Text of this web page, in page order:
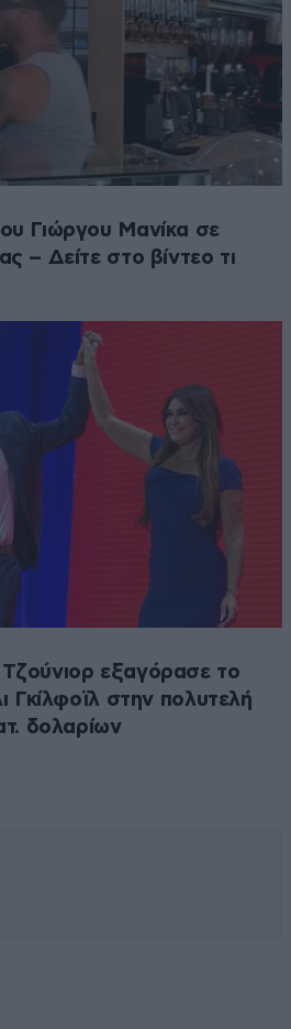
Γιώργου Μανίκα σε
– Δείτε στο βίντεο τι
εξαγόρασε το
Γκίλφοϊλ στην πολυτελή
δολαρίων